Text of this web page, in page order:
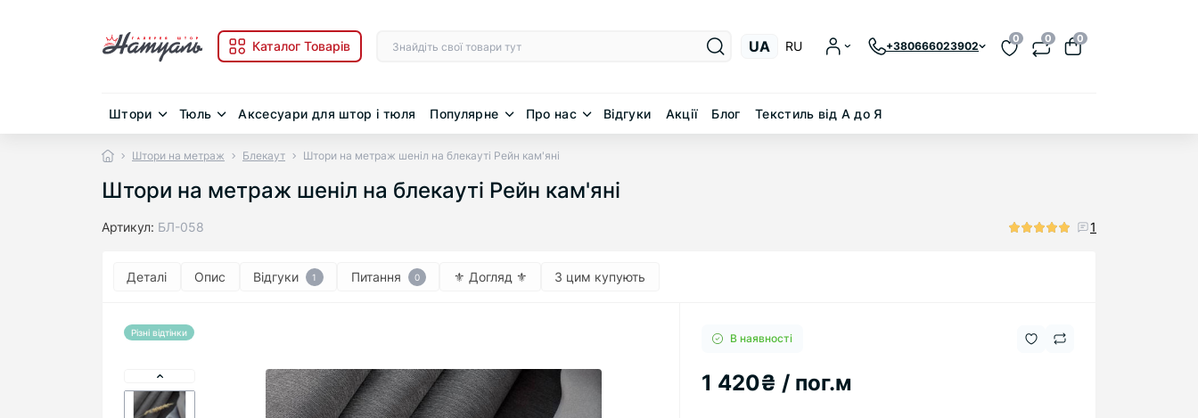
Каталог Товарів UA RU +380666023902
0 0 0
Штори Тюль Аксесуари для штор і тюля Популярне Про нас Відгуки Акції Блог Текстиль від А до Я
Штори на метраж Блекаут Штори на метраж шеніл на блекауті Рейн кам'яні
Штори на метраж шеніл на блекауті Рейн кам'яні
Артикул: БЛ-058 1
Деталі Опис Відгуки 1 Питання 0 ⚜︎ Догляд ⚜︎ З цим купують
Різні відтінки В наявності
1 420₴ / пог.м